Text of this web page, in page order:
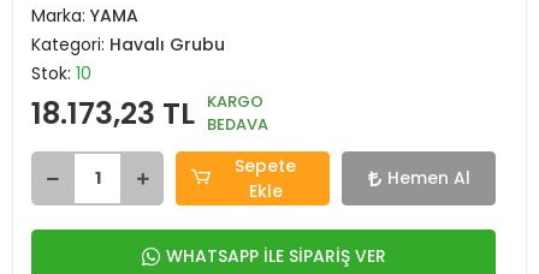
Marka: YAMA
Kategori: Havalı Grubu
Stok: 10
18.173,23 TL KARGO
BEDAVA
Sepete
Ekle
Hemen Al
WHATSAPP İLE SİPARİŞ VER